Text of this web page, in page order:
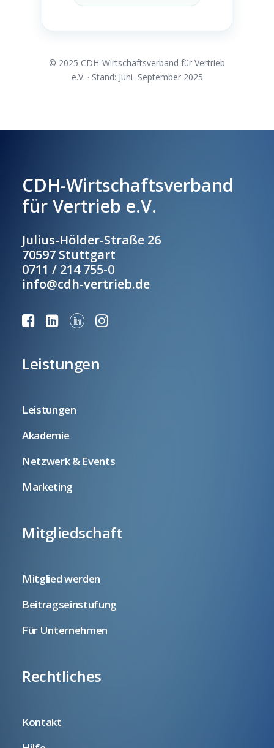
© 2025 CDH-Wirtschaftsverband für Vertrieb
e.V. · Stand: Juni–September 2025
CDH-Wirtschaftsverband
für Vertrieb e.V.
Julius-Hölder-Straße 26
70597 Stuttgart
0711 / 214 755-0
info@cdh-vertrieb.de
Leistungen
Leistungen
Akademie
Netzwerk & Events
Marketing
Mitgliedschaft
Mitglied werden
Beitragseinstufung
Für Unternehmen
Rechtliches
Kontakt